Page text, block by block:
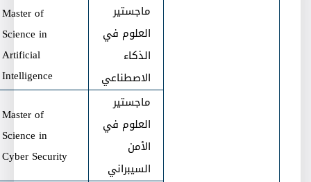
ماجستير
العلوم في
الذكاء
الاصطناعي
Master of
Science in
Artificial
Intelligence
ماجستير
العلوم في
الأمن
السيبراني
Master of
Science in
Cyber Security